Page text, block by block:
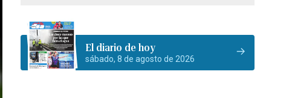
El diario de hoy
sábado, 8 de agosto de 2026